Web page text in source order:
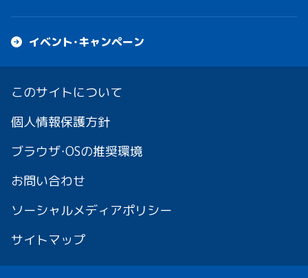
イベント・キャンペーン
このサイトについて
個人情報保護方針
ブラウザ・OSの推奨環境
お問い合わせ
ソーシャルメディアポリシー
サイトマップ